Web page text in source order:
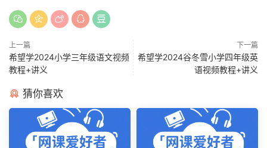
上一篇
希望学2024小学三年级语文视频
教程+讲义
下一篇
希望学2024谷冬雪小学四年级英
语视频教程+讲义
猜你喜欢